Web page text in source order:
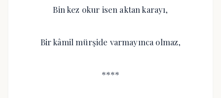
Bin kez okur isen aktan karayı,
Bir kâmil mürşide varmayınca olmaz,
****